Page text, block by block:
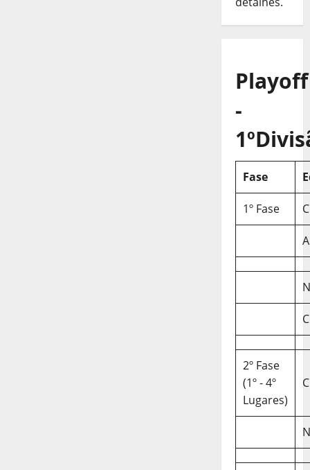
Playoff
-
Fase
1º Fase
2º Fase
(1º - 4º
Lugares)